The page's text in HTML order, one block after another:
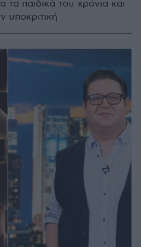
τα παιδικά του χρόνια και
υποκριτική